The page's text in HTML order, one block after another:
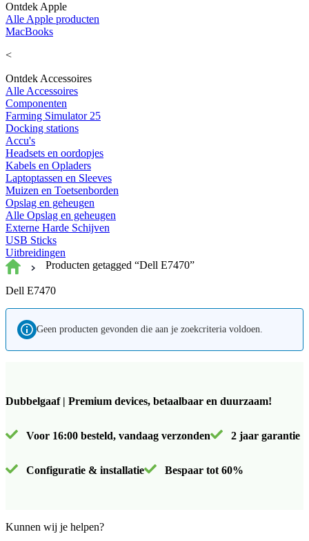
Ontdek Apple
Alle Apple producten
MacBooks
<
Ontdek Accessoires
Alle Accessoires
Componenten
Farming Simulator 25
Docking stations
Accu's
Headsets en oordopjes
Kabels en Opladers
Laptoptassen en Sleeves
Muizen en Toetsenborden
Opslag en geheugen
Alle Opslag en geheugen
Externe Harde Schijven
USB Sticks
Uitbreidingen
Producten getagged “Dell E7470”
Dell E7470
Geen producten gevonden die aan je zoekcriteria voldoen.
Dubbelgaaf | Premium devices, betaalbaar en duurzaam!
Voor 16:00 besteld, vandaag verzonden 2 jaar garantie
Configuratie & installatie Bespaar tot 60%
Kunnen wij je helpen?